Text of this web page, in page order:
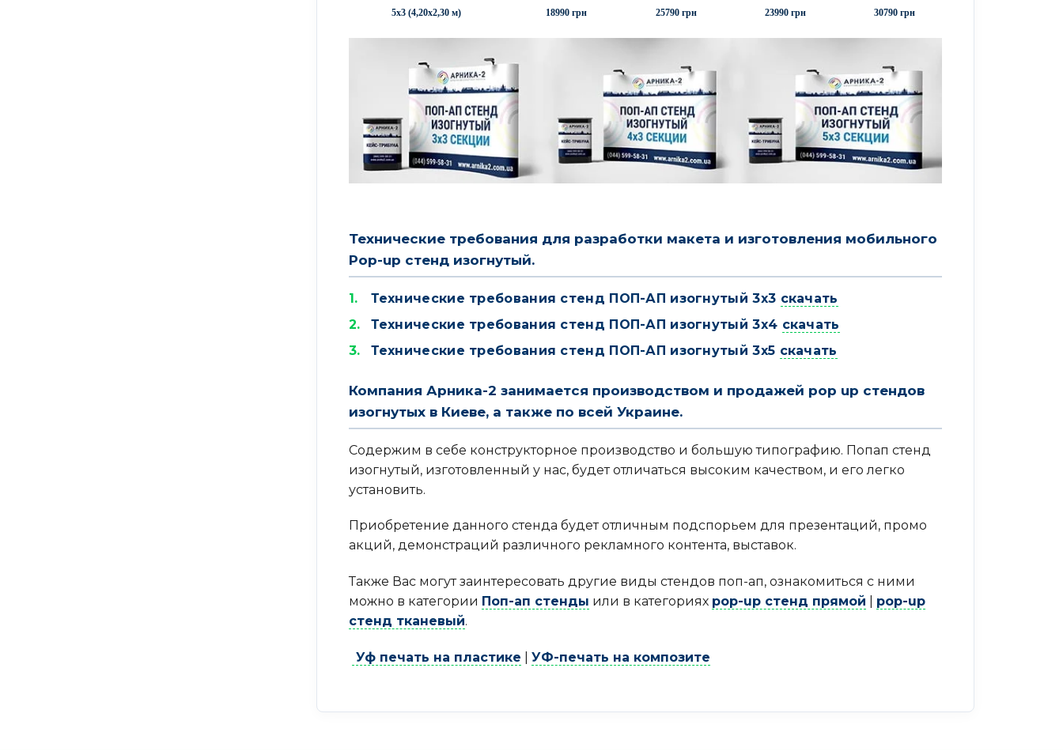
5х3 (4,20х2,30 м) 18990 грн 25790 грн 23990 грн 30790 грн
Технические требования для разработки макета и изготовления мобильного
Pop-up стенд изогнутый.
Технические требования стенд ПОП-АП изогнутый 3х3 скачать
Технические требования стенд ПОП-АП изогнутый 3х4 скачать
Технические требования стенд ПОП-АП изогнутый 3х5 скачать
Компания Арника-2 занимается производством и продажей pop up стендов
изогнутых в Киеве, а также по всей Украине.
Содержим в себе конструкторное производство и большую типографию. Попап стенд
изогнутый, изготовленный у нас, будет отличаться высоким качеством, и его легко
установить.
Приобретение данного стенда будет отличным подспорьем для презентаций, промо
акций, демонстраций различного рекламного контента, выставок.
Также Вас могут заинтересовать другие виды стендов поп-ап, ознакомиться с ними
можно в категории Поп-ап стенды или в категориях pop-up стенд прямой
pop-up
стенд тканевый.
Уф печать на пластике УФ-печать на композите